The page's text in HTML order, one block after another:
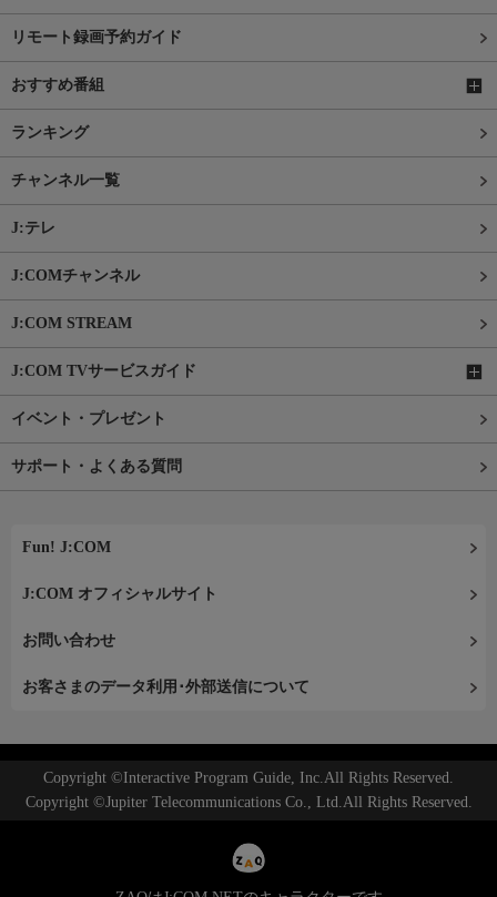
リモート録画予約ガイド
おすすめ番組
ランキング
チャンネル一覧
J:テレ
J:COMチャンネル
J:COM STREAM
J:COM TVサービスガイド
イベント・プレゼント
サポート・よくある質問
Fun! J:COM
J:COM オフィシャルサイト
お問い合わせ
お客さまのデータ利用･外部送信について
Copyright ©Interactive Program Guide, Inc.All Rights Reserved.
Copyright ©Jupiter Telecommunications Co., Ltd.All Rights Reserved.